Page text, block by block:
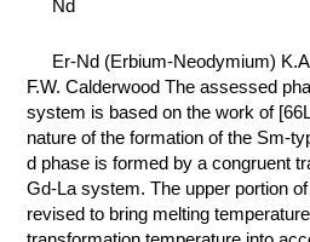
ХИМИЯ НА
ПРОИЗВОДСТВЕ
И ХИМИЧЕСКАЯ
ТЕХНОЛОГИЯ
Er-Nd (Erbium-Neodymium)
F.W. Calderwood The assessed
system is based on the work of
nature of the formation of the Sm-
d phase is formed by a congruent
Gd-La system. The upper portion
revised to bring melting